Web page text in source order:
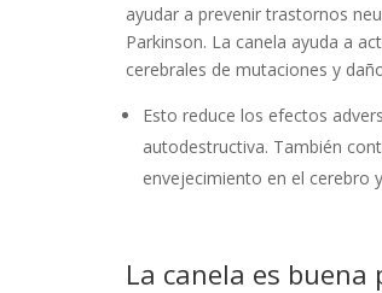
ayudar a prevenir trastornos
Parkinson. La canela ayuda a
cerebrales de mutaciones y
Esto reduce los efectos
autodestructiva. También
envejecimiento en el cerebro
La canela es buena